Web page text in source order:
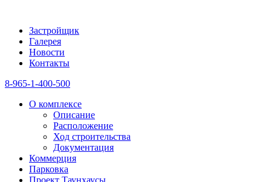
Застройщик
Галерея
Новости
Контакты
8-965-1-400-500
О комплексе
Описание
Расположение
Ход строительства
Документация
Коммерция
Парковка
Проект Таунхаусы